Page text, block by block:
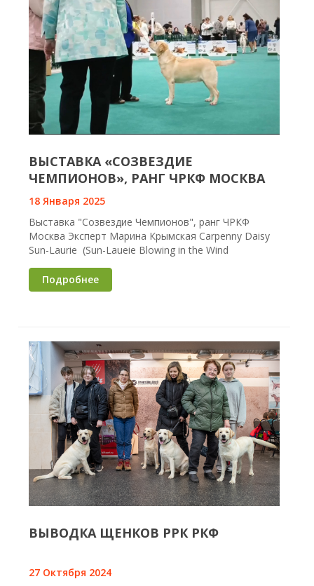
ВЫСТАВКА «СОЗВЕЗДИЕ
ЧЕМПИОНОВ», РАНГ ЧРКФ МОСКВА
18 Января 2025
Выставка "Созвездие Чемпионов", ранг ЧРКФ
Москва Эксперт Марина Крымская Carpenny Daisy
Sun-Laurie (Sun-Laueie Blowing in the Wind
Подробнее
ВЫВОДКА ЩЕНКОВ РРК РКФ
27 Октября 2024